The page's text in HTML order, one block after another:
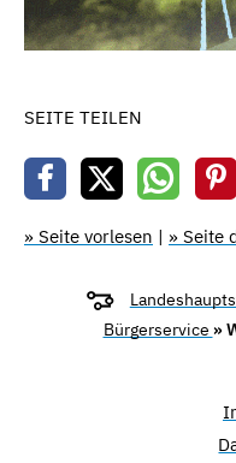
SEITE TEILEN
» Seite vorlesen | » Seite
Bürgerservice »